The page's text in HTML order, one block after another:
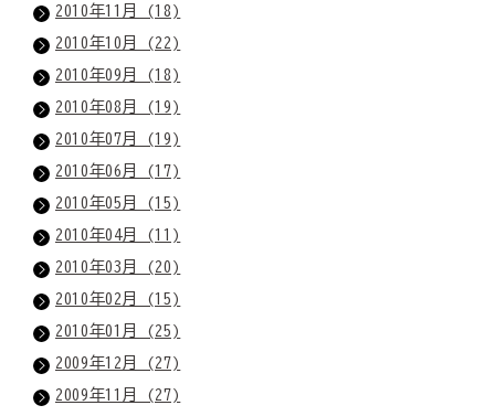
2010年11月 (18)
2010年10月 (22)
2010年09月 (18)
2010年08月 (19)
2010年07月 (19)
2010年06月 (17)
2010年05月 (15)
2010年04月 (11)
2010年03月 (20)
2010年02月 (15)
2010年01月 (25)
2009年12月 (27)
2009年11月 (27)